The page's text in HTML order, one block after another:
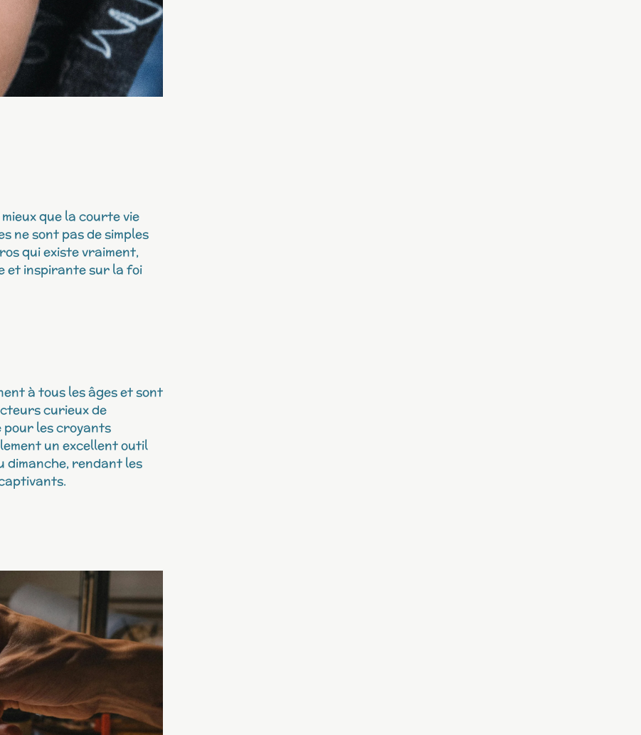
que la courte vie
ne sont pas de simples
qui existe vraiment,
et inspirante sur la foi
à tous les âges et sont
curieux de
les croyants
un excellent outil
dimanche, rendant les